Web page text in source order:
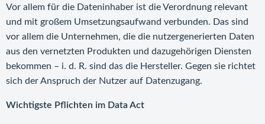
Vor allem für die Dateninhaber ist die Verordnung relevant
und mit großem Umsetzungsaufwand verbunden. Das sind
vor allem die Unternehmen, die die nutzergenerierten Daten
aus den vernetzten Produkten und dazugehörigen Diensten
bekommen – i. d. R. sind das die Hersteller. Gegen sie richtet
sich der Anspruch der Nutzer auf Datenzugang.
Wichtigste Pflichten im Data Act